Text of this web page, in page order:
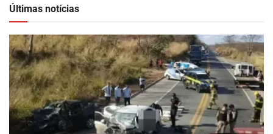
Últimas notícias